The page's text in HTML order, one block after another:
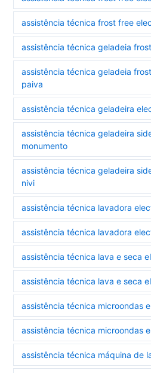
assistência técnica frost free
assistência técnica geladeia
assistência técnica geladeia
paiva
assistência técnica geladeira
assistência técnica geladeira
monumento
assistência técnica geladeira
nivi
assistência técnica lavadora
assistência técnica lavadora
assistência técnica lava e seca
assistência técnica lava e seca
assistência técnica microondas
assistência técnica microondas
assistência técnica máquina de